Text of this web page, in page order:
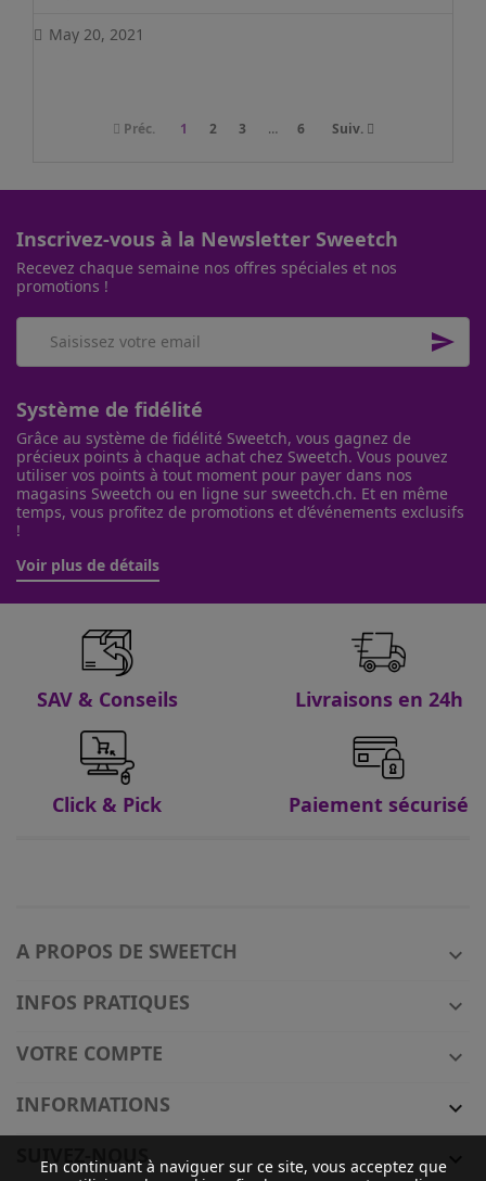
May 20, 2021
Préc. 1 2 3 … 6 Suiv.
Inscrivez-vous à la Newsletter Sweetch
Recevez chaque semaine nos offres spéciales et nos
promotions !

Système de fidélité
Grâce au système de fidélité Sweetch, vous gagnez de
précieux points à chaque achat chez Sweetch. Vous pouvez
utiliser vos points à tout moment pour payer dans nos
magasins Sweetch ou en ligne sur sweetch.ch. Et en même
temps, vous profitez de promotions et d’événements exclusifs
!
Voir plus de détails
SAV & Conseils Livraisons en 24h
Click & Pick Paiement sécurisé
A PROPOS DE SWEETCH

INFOS PRATIQUES

VOTRE COMPTE

INFORMATIONS

SUIVEZ-NOUS

En continuant à naviguer sur ce site, vous acceptez que